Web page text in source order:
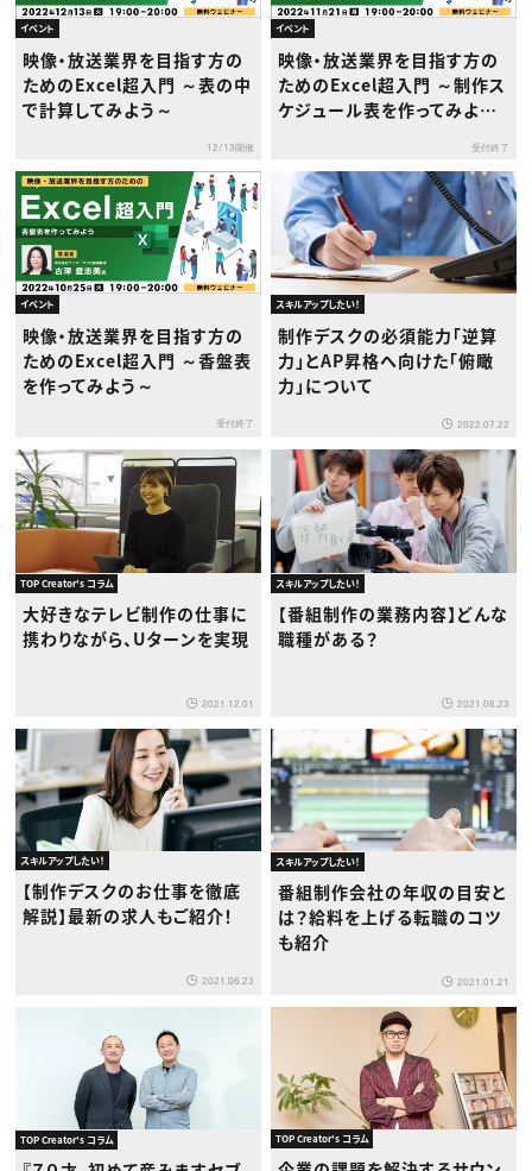
イベント
映像・放送業界を目指す方の
ためのExcel超入門 ～表の中
で計算してみよう～
12/13開催
イベント
映像・放送業界を目指す方の
ためのExcel超入門 ～制作ス
ケジュール表を作ってみよう
受付終了
イベント
映像・放送業界を目指す方の
ためのExcel超入門 ～香盤表
を作ってみよう～
受付終了
スキルアップしたい！
制作デスクの必須能力「逆算
力」とAP昇格へ向けた「俯瞰
力」について
2022.07.22
TOP Creator's コラム
大好きなテレビ制作の仕事に
携わりながら、Uターンを実現
2021.12.01
スキルアップしたい！
【番組制作の業務内容】どんな
職種がある？
2021.06.23
スキルアップしたい！
【制作デスクのお仕事を徹底
解説】最新の求人もご紹介！
2021.06.23
スキルアップしたい！
番組制作会社の年収の目安と
は？給料を上げる転職のコツ
も紹介
2021.01.21
TOP Creator's コラム TOP Creator's コラム